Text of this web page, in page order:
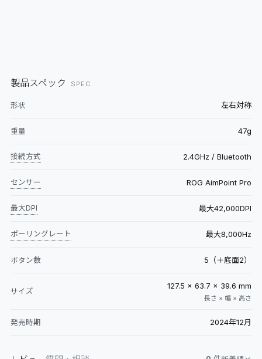
製品スペック SPEC
形状 左右対称
重量 47g
接続方式 2.4GHz / Bluetooth
センサー ROG AimPoint Pro
最大DPI 最大42,000DPI
ポーリングレート 最大8,000Hz
ボタン数 5（＋底面2）
サイズ
127.5 × 63.7 × 39.6 mm
長さ × 幅 × 高さ
発売時期 2024年12月